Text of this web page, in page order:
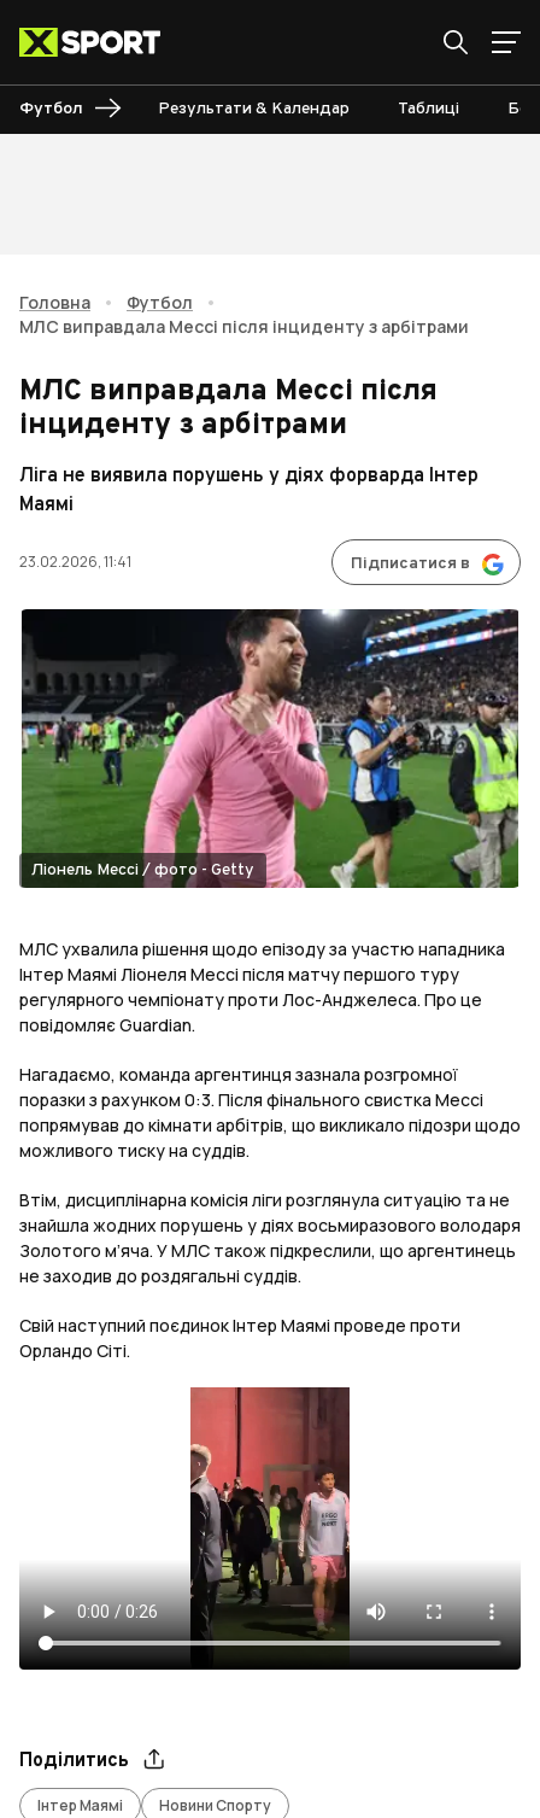
Футбол Результати & Календар Таблиці
Головна • Футбол
•
МЛС виправдала Мессі після інциденту з арбітрами
МЛС виправдала Мессі після
інциденту з арбітрами
Ліга не виявила порушень у діях форварда Інтер
Маямі
23.02.2026, 11:41 Підписатися в
Ліонель Мессі / фото - Getty
МЛС ухвалила рішення щодо епізоду за участю нападника
Інтер Маямі Ліонеля Мессі після матчу першого туру
регулярного чемпіонату проти Лос-Анджелеса. Про це
повідомляє Guardian.
Нагадаємо, команда аргентинця зазнала розгромної
поразки з рахунком 0:3. Після фінального свистка Мессі
попрямував до кімнати арбітрів, що викликало підозри щодо
можливого тиску на суддів.
Втім, дисциплінарна комісія ліги розглянула ситуацію та не
знайшла жодних порушень у діях восьмиразового володаря
Золотого м’яча. У МЛС також підкреслили, що аргентинець
не заходив до роздягальні суддів.
Свій наступний поєдинок Інтер Маямі проведе проти
Орландо Сіті.
Поділитись
Інтер Маямі Новини Спорту